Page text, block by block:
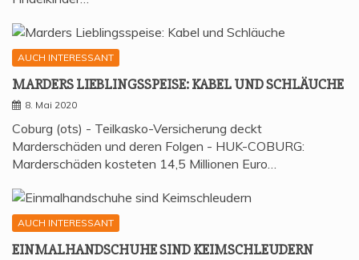
AUCH INTERESSANT
MAR­DERS LIEB­LINGS­SPEI­SE: KABEL UND SCHLÄUCHE
8. Mai 2020
Coburg (ots) - Teilkasko-Versicherung deckt
Marderschäden und deren Folgen - HUK-COBURG:
Marderschäden kosteten 14,5 Millionen Euro…
AUCH INTERESSANT
EIN­MAL­HAND­SCHU­HE SIND KEIMSCHLEUDERN